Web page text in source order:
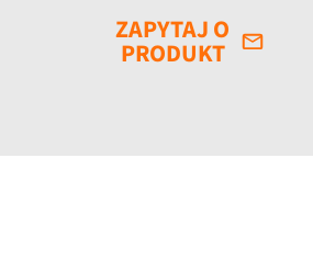
ZAPYTAJ O
PRODUKT